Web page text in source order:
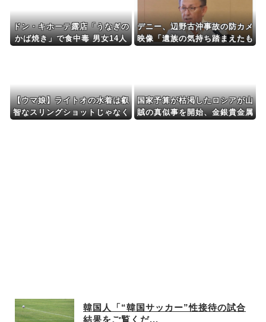
ドン・キホーテ露店「うなぎの
かば焼き」で食中毒 男女14人
デニー、辺野古沖事故の防カメ
映像「遺族の気持ち踏まえたも
【ウマ娘】ライトオの水着は叡
智なスリングショットじゃなく
国家予算が枯渇したロシアが山
賊の真似事を開始、金銀貴金属
韓国人「“韓国サッカー”性接待の試合
結果をご覧くだ...